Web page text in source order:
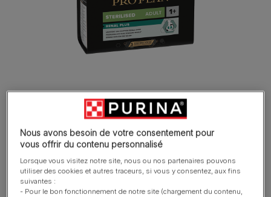
Développé scientifiquement pour
favoriser la santé des reins grâce à
un changement positif des
paramètres oxydatifs observé après
6 semaines*
Nous avons besoin de votre consentement pour
vous offrir du contenu personnalisé
Lorsque vous visitez notre site, nous ou nos partenaires pouvons
utiliser des cookies et autres traceurs, si vous y consentez, aux fins
suivantes :
- Pour le bon fonctionnement de notre site (chargement du contenu,